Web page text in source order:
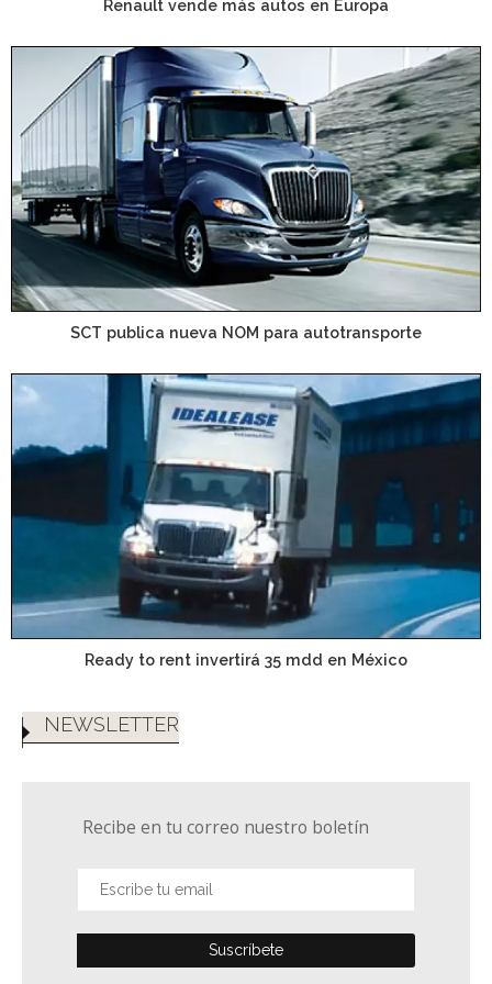
Renault vende más autos en Europa
SCT publica nueva NOM para autotransporte
Ready to rent invertirá 35 mdd en México
NEWSLETTER
Recibe en tu correo nuestro boletín